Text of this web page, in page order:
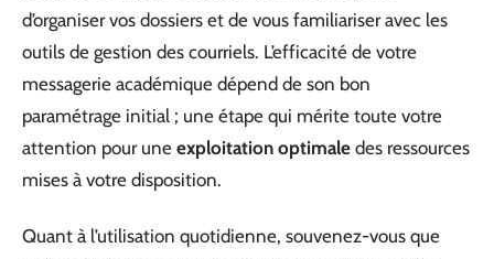
d’organiser vos dossiers et de vous familiariser avec les
outils de gestion des courriels. L’efficacité de votre
messagerie académique dépend de son bon
paramétrage initial ; une étape qui mérite toute votre
attention pour une exploitation optimale des ressources
mises à votre disposition.
Quant à l’utilisation quotidienne, souvenez-vous que